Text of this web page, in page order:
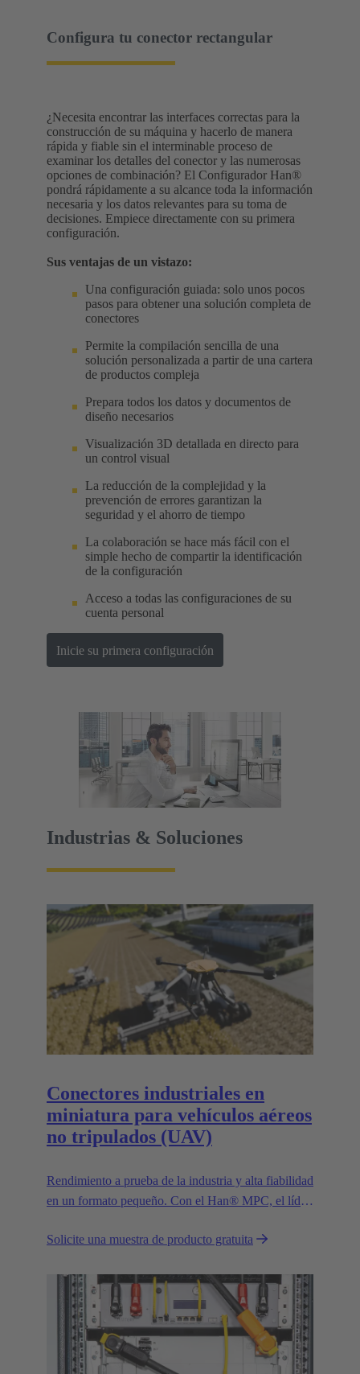
Configura tu conector rectangular
¿Necesita encontrar las interfaces correctas para la
construcción de su máquina y hacerlo de manera
rápida y fiable sin el interminable proceso de
examinar los detalles del conector y las numerosas
opciones de combinación? El Configurador Han®
pondrá rápidamente a su alcance toda la información
necesaria y los datos relevantes para su toma de
decisiones. Empiece directamente con su primera
configuración.
Sus ventajas de un vistazo:
Una configuración guiada: solo unos pocos
pasos para obtener una solución completa de
conectores
Permite la compilación sencilla de una
solución personalizada a partir de una cartera
de productos compleja
Prepara todos los datos y documentos de
diseño necesarios
Visualización 3D detallada en directo para
un control visual
La reducción de la complejidad y la
prevención de errores garantizan la
seguridad y el ahorro de tiempo
La colaboración se hace más fácil con el
simple hecho de compartir la identificación
de la configuración
Acceso a todas las configuraciones de su
cuenta personal
Inicie su primera configuración
Industrias & Soluciones
Conectores industriales en
miniatura para vehículos aéreos
no tripulados (UAV)
Rendimiento a prueba de la industria y alta fiabilidad
en un formato pequeño. Con el Han® MPC, el líder
presenta el primer conector industrial para drones
Solicite una muestra de producto gratuita